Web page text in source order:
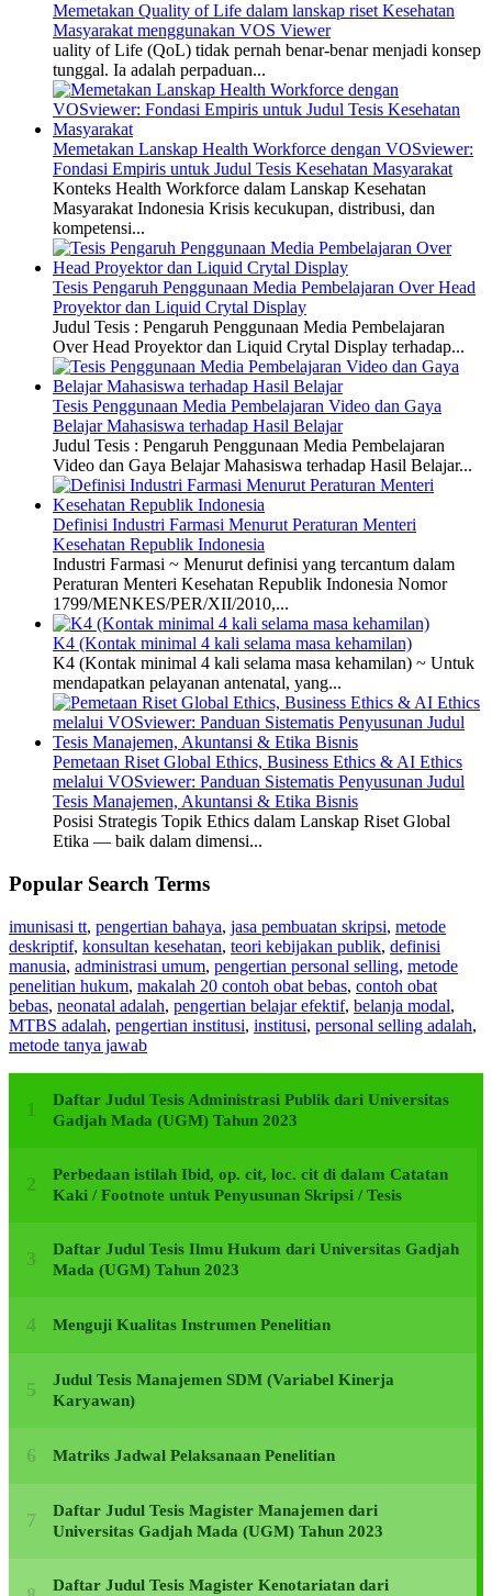
Memetakan Quality of Life dalam lanskap riset Kesehatan
Masyarakat menggunakan VOS Viewer
uality of Life (QoL) tidak pernah benar-benar menjadi konsep
tunggal. Ia adalah perpaduan...
Memetakan Lanskap Health Workforce dengan VOSviewer:
Fondasi Empiris untuk Judul Tesis Kesehatan Masyarakat
Konteks Health Workforce dalam Lanskap Kesehatan
Masyarakat Indonesia Krisis kecukupan, distribusi, dan
kompetensi...
Tesis Pengaruh Penggunaan Media Pembelajaran Over Head
Proyektor dan Liquid Crytal Display
Judul Tesis : Pengaruh Penggunaan Media Pembelajaran
Over Head Proyektor dan Liquid Crytal Display terhadap...
Tesis Penggunaan Media Pembelajaran Video dan Gaya
Belajar Mahasiswa terhadap Hasil Belajar
Judul Tesis : Pengaruh Penggunaan Media Pembelajaran
Video dan Gaya Belajar Mahasiswa terhadap Hasil Belajar...
Definisi Industri Farmasi Menurut Peraturan Menteri
Kesehatan Republik Indonesia
Industri Farmasi ~ Menurut definisi yang tercantum dalam
Peraturan Menteri Kesehatan Republik Indonesia Nomor
1799/MENKES/PER/XII/2010,...
K4 (Kontak minimal 4 kali selama masa kehamilan)
K4 (Kontak minimal 4 kali selama masa kehamilan) ~ Untuk
mendapatkan pelayanan antenatal, yang...
Pemetaan Riset Global Ethics, Business Ethics & AI Ethics
melalui VOSviewer: Panduan Sistematis Penyusunan Judul
Tesis Manajemen, Akuntansi & Etika Bisnis
Posisi Strategis Topik Ethics dalam Lanskap Riset Global
Etika — baik dalam dimensi...
Popular Search Terms
imunisasi tt, pengertian bahaya, jasa pembuatan skripsi, metode
deskriptif, konsultan kesehatan, teori kebijakan publik, definisi
manusia, administrasi umum, pengertian personal selling, metode
penelitian hukum, makalah 20 contoh obat bebas, contoh obat
bebas, neonatal adalah, pengertian belajar efektif, belanja modal,
MTBS adalah, pengertian institusi, institusi, personal selling adalah,
metode tanya jawab
Daftar Judul Tesis Administrasi Publik dari Universitas
Gadjah Mada (UGM) Tahun 2023
Perbedaan istilah Ibid, op. cit, loc. cit di dalam Catatan
Kaki / Footnote untuk Penyusunan Skripsi / Tesis
Daftar Judul Tesis Ilmu Hukum dari Universitas Gadjah
Mada (UGM) Tahun 2023
Menguji Kualitas Instrumen Penelitian
Judul Tesis Manajemen SDM (Variabel Kinerja
Karyawan)
Matriks Jadwal Pelaksanaan Penelitian
Daftar Judul Tesis Magister Manajemen dari
Universitas Gadjah Mada (UGM) Tahun 2023
Daftar Judul Tesis Magister Kenotariatan dari